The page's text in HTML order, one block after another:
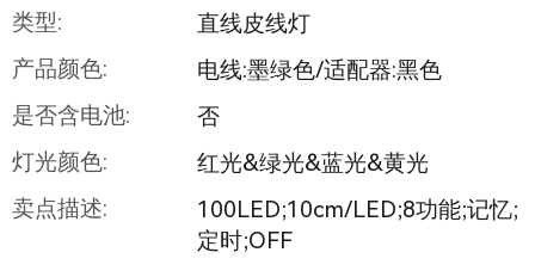
类型:
直线皮线灯
产品颜色:
电线:墨绿色/适配器:黑色
是否含电池:
否
灯光颜色:
红光&绿光&蓝光&黄光
卖点描述:
100LED;10cm/LED;8功能;记忆;
定时;OFF